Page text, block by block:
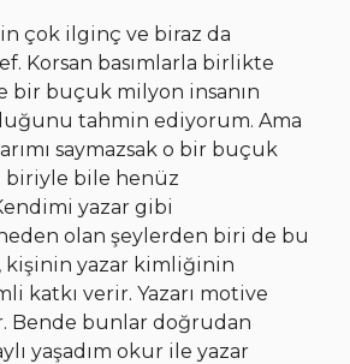
çok ilginç ve biraz da
Korsan basımlarla birlikte
bir buçuk milyon insanın
tahmin ediyorum. Ama
saymazsak o bir buçuk
biriyle bile henüz
yazar gibi
olan şeylerden biri de bu
kişinin yazar kimliğinin
katkı verir. Yazarı motive
Bende bunlar doğrudan
yaşadım okur ile yazar